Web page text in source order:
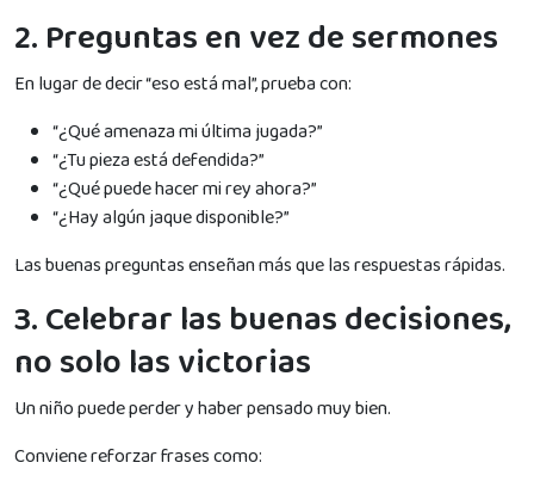
2. Preguntas en vez de sermones
En lugar de decir “eso está mal”, prueba con:
“¿Qué amenaza mi última jugada?”
“¿Tu pieza está defendida?”
“¿Qué puede hacer mi rey ahora?”
“¿Hay algún jaque disponible?”
Las buenas preguntas enseñan más que las respuestas rápidas.
3. Celebrar las buenas decisiones,
no solo las victorias
Un niño puede perder y haber pensado muy bien.
Conviene reforzar frases como: